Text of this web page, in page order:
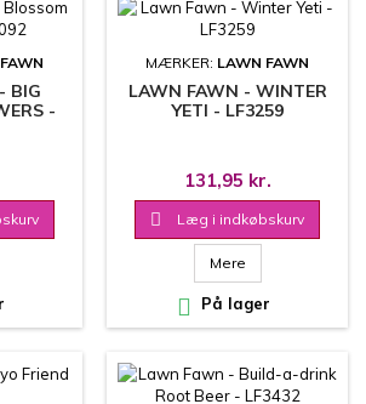
BIG
-
MÆRKER: LAWN FAWN
LAWN FAWN - WINTER
YETI - LF3259
131,95 kr.
 Læg i indkøbskurv
Mere
 På lager